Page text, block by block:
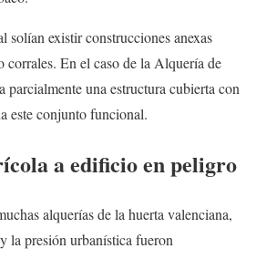
solían existir construcciones anexas
corrales. En el caso de la Alquería de
parcialmente una estructura cubierta con
este conjunto funcional.
a edificio en peligro
alquerías de la huerta valenciana,
la presión urbanística fueron